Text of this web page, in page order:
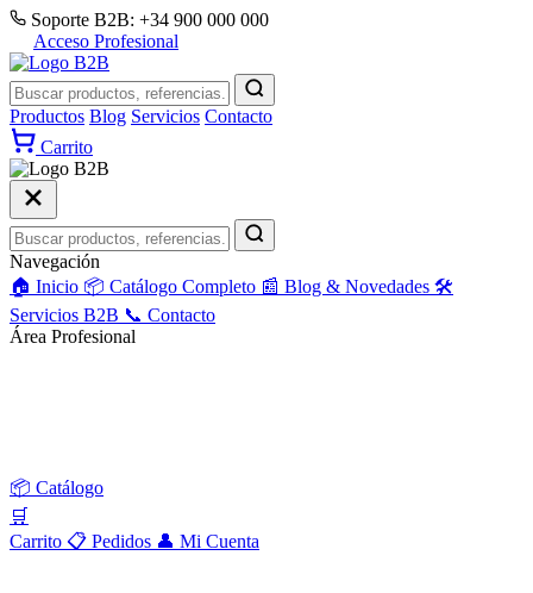
Soporte B2B: +34 900 000 000
Acceso Profesional
Productos Blog Servicios Contacto
Carrito
Navegación
🏠 Inicio 📦 Catálogo Completo 📰 Blog & Novedades 🛠️
Servicios B2B 📞 Contacto
Área Profesional
📦 Catálogo
🛒
Carrito 📋 Pedidos 👤 Mi Cuenta